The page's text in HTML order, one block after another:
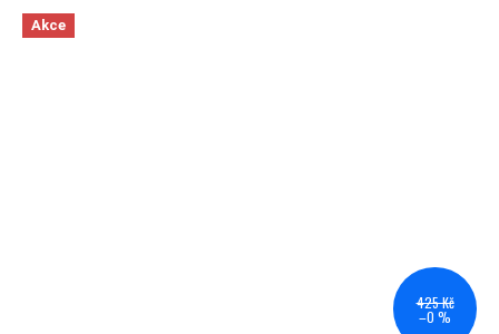
Akce
425 Kč
–0 %